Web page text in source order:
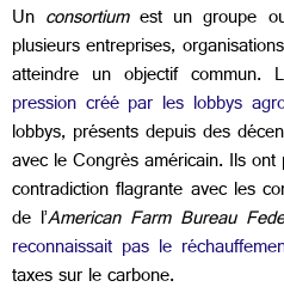
Un consortiumest un groupe
plusieurs entreprises,
atteindre un objectif
pression créé par les lobbys
lobbys, présents depuis des
avec le Congrès américain. Ils
contradiction flagrante avec les
de l’American Farm Bureau
reconnaissait pas le
taxes sur le carbone.